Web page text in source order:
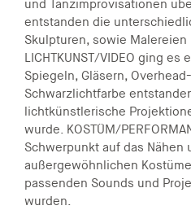
und Tanzimprovisationen
entstanden die
Skulpturen, sowie
LICHTKUNST/VIDEO ging
Spiegeln, Gläsern,
Schwarzlichtfarbe
lichtkünstlerische
wurde. KOSTÜM/
Schwerpunkt auf das Nähen
außergewöhnlichen
passenden Sounds und
wurden.